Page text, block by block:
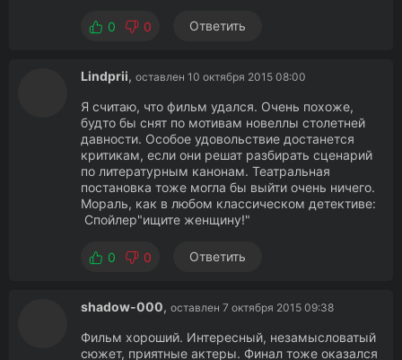
0 0 Ответить
Lindprii, оставлен 10 октября 2015 08:00
Я считаю, что фильм удался. Очень похоже,
будто бы снят по мотивам новеллы столетней
давности. Особое удовольствие достанется
критикам, если они решат разбирать сценарий
по литературным канонам. Театральная
постановка тоже могла бы выйти очень ничего.
Мораль, как в любом классическом детективе:
Спойлер"ищите женщину!"
0 0 Ответить
shadow-000, оставлен 7 октября 2015 09:38
Фильм хороший. Интересный, незамысловатый
сюжет, приятные актеры. Финал тоже оказался